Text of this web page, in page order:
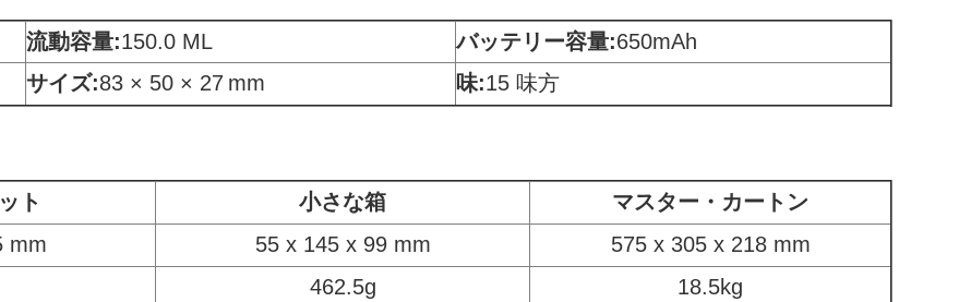
流動容量:150.0 ML バッテリー容量:650mAh
サイズ:83 × 50 × 27 mm 味:15 味方
ト 小さな箱
マスター・カートン
mm 55 x 145 x 99 mm
575 x 305 x 218 mm
462.5g
18.5kg